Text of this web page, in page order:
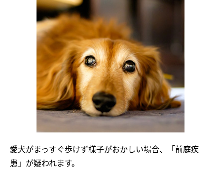
愛犬がまっすぐ歩けず様子がおかしい場合、「前庭疾
患」が疑われます。